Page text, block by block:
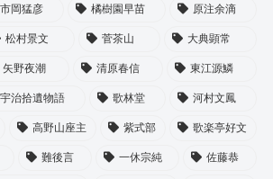
市岡猛彦 橘樹園早苗 原注余滴
松村景文 菅茶山 大典顕常
矢野夜潮 清原春信 東江源鱗
宇治拾遺物語 歌林堂 河村文鳳
高野山座主 紫式部 歌楽亭好文
難後言 一休宗純 佐藤恭